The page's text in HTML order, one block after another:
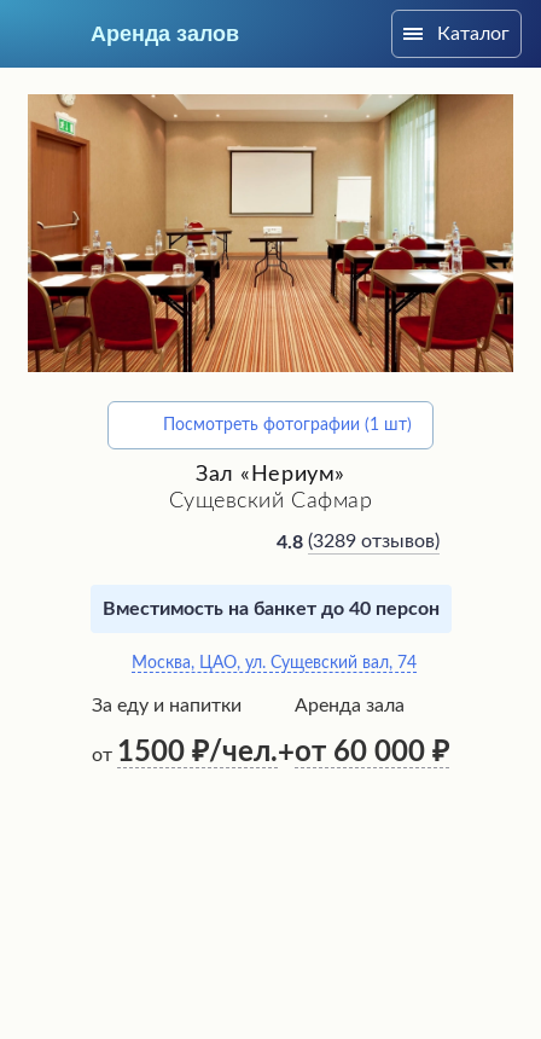
Аренда залов
Подберите мне зал
Каталог
Посмотреть фотографии (1 шт)
Зал «Нериум»
Сущевский Сафмар
4.8 (3289 отзывов)
Вместимость на банкет до 40 персон
Москва, ЦАО, ул. Сущевский вал, 74
За еду и напитки
от 1500 /чел.+
Аренда зала
от 60 000